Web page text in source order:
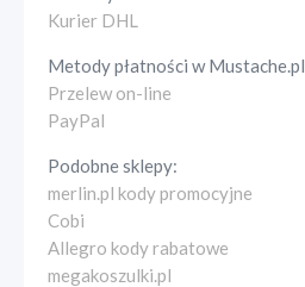
Kurier DHL
Metody płatności wMustache.pl
Przelew on-line
PayPal
Podobne sklepy:
merlin.pl kody promocyjne
Cobi
Allegro kody rabatowe
megakoszulki.pl